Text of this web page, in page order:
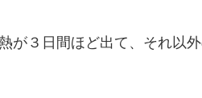
が３日間ほど出て、それ以